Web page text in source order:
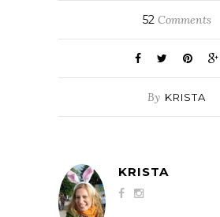
52Comments
By KRISTA
KRISTA